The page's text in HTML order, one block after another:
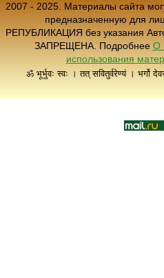
2007 - 2025. Материалы сайта
предназначенную для
РЕПУБЛИКАЦИЯ без указания
ЗАПРЕЩЕНА. Подробнее О
использования
ॐ भूर्भुवः स्वः । तत् सवितुर्वरेण्यं । भर्गो